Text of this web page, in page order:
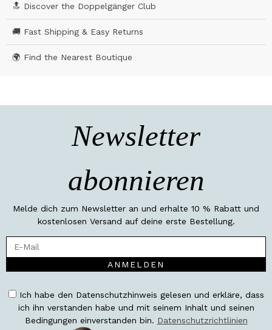
🔝 Discover the Doppelgänger Club
🚚 Fast Shipping & Easy Returns
🌍 Find the Nearest Boutique
Newsletter
abonnieren
Melde dich zum Newsletter an und erhalte 10 % Rabatt und
kostenlosen Versand auf deine erste Bestellung.
ANMELDEN
Ich habe den Datenschutzhinweis gelesen und erkläre, dass
ich ihn verstanden habe und mit seinem Inhalt und seinen
Bedingungen einverstanden bin. Datenschutzrichtlinien